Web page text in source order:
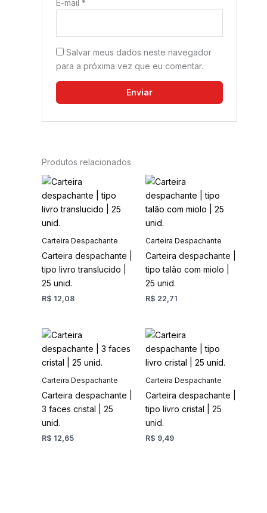
E-mail*
Salvar meus dados neste navegador
para a próxima vez que eu comentar.
Produtos relacionados
Carteira Despachante
Carteira despachante |
tipo livro translucido |
25 unid.
R$ 12,08
Este
produto
tem
várias
variantes.
podem
escolhidas
página
do
produto
Carteira Despachante
Carteira despachante |
tipo talão com miolo |
25 unid.
R$ 22,71
Este
produto
tem
várias
variantes.
podem
escolhidas
página
do
produto
Carteira Despachante
Carteira despachante |
3 faces cristal | 25
unid.
R$ 12,65
Este
produto
tem
várias
ser
Carteira Despachante
Carteira despachante |
tipo livro cristal | 25
unid.
R$ 9,49
Este
produto
tem
várias
opções
ser